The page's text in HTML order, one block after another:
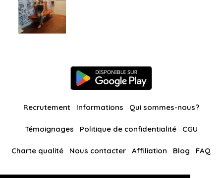
Recrutement Informations Qui sommes-nous?
Témoignages Politique de confidentialité CGU
Charte qualité Nous contacter Affiliation Blog FAQ